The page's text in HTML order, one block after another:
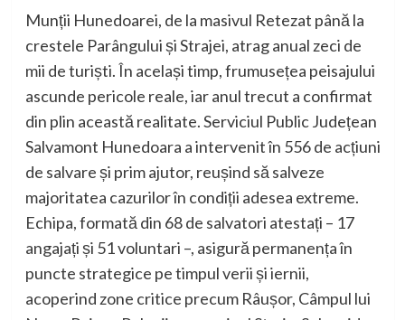
Munții Hunedoarei, de la masivul Retezat până la
crestele Parângului și Strajei, atrag anual zeci de
mii de turiști. În același timp, frumusețea peisajului
ascunde pericole reale, iar anul trecut a confirmat
din plin această realitate. Serviciul Public Județean
Salvamont Hunedoara a intervenit în 556 de acțiuni
de salvare și prim ajutor, reușind să salveze
majoritatea cazurilor în condiții adesea extreme.
Echipa, formată din 68 de salvatori atestați – 17
angajați și 51 voluntari –, asigură permanența în
puncte strategice pe timpul verii și iernii,
acoperind zone critice precum Râușor, Câmpul lui